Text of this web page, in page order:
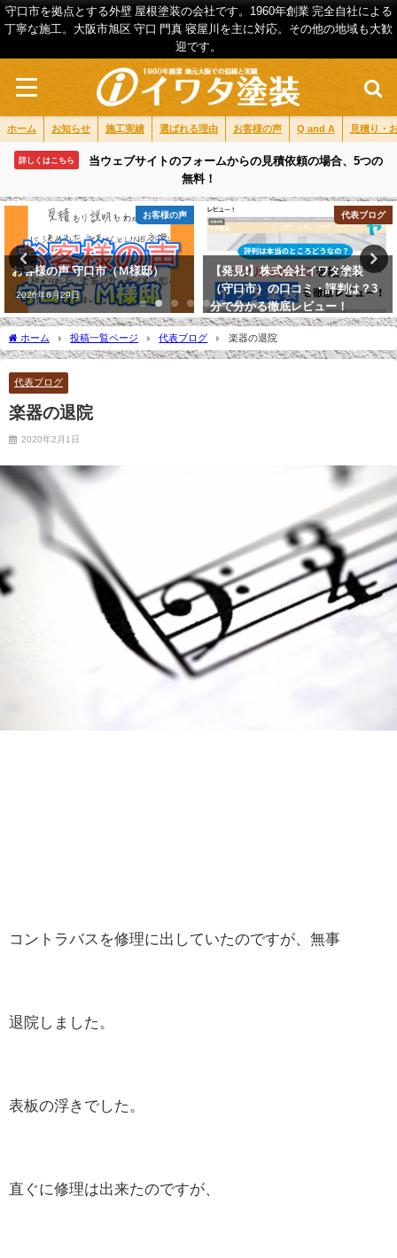
守口市を拠点とする外壁 屋根塗装の会社です。1960年創業 完全自社による
丁寧な施工。大阪市旭区 守口 門真 寝屋川を主に対応。その他の地域も大歓
迎です。
ホーム お知らせ 施工実績 選ばれる理由 お客様の声 Q and A 見積り・
詳しくはこちら
当ウェブサイトのフォームからの見積依頼の場合、5つの
無料！
お客様の声
お客様の声 守口市（Ｍ様邸）
2026年6月29日
代表ブログ
【発見❗】株式会社イワタ塗装
（守口市）の口コミ・評判は？3
分で分かる徹底レビュー！
ホーム 投稿一覧ページ 代表ブログ 楽器の退院
代表ブログ
楽器の退院
2020年2月1日
コントラバスを修理に出していたのですが、無事
退院しました。
表板の浮きでした。
直ぐに修理は出来たのですが、